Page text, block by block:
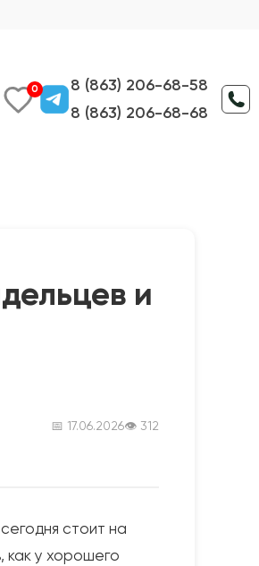
0
8 (863) 206-68-58
8 (863) 206-68-68
и
📅 17.06.2026👁 312
стоит на
как у хорошего